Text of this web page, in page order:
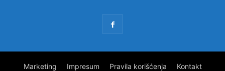
Marketing Impresum Pravila korišćenja Kontakt